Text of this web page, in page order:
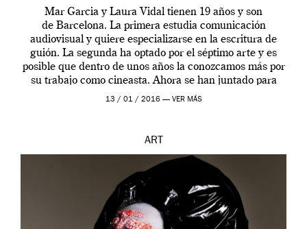
Mar Garcia y Laura Vidal tienen 19 años y son
de Barcelona. La primera estudia comunicación
audiovisual y quiere especializarse en la escritura de
guión. La segunda ha optado por el séptimo arte y es
posible que dentro de unos años la conozcamos más por
su trabajo como cineasta. Ahora se han juntado para
contarnos una […]
13 / 01 / 2016 — VER MÁS
ART